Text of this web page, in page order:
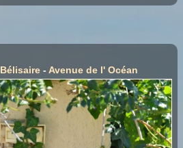
Bélisaire - Avenue de l' Océan